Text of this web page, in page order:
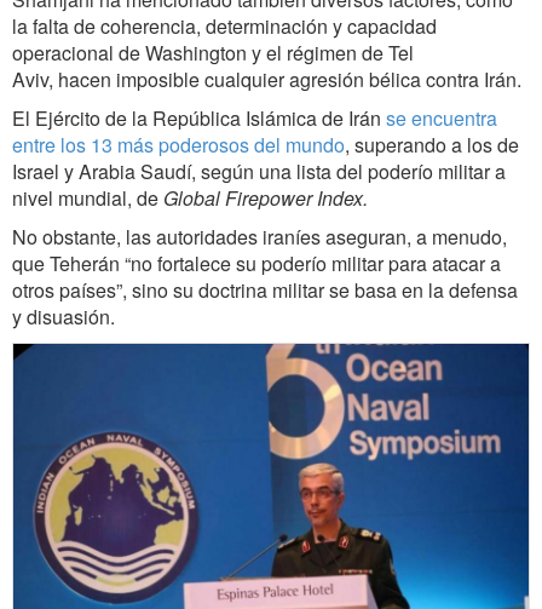
la falta de coherencia, determinación y capacidad
operacional de Washington y el régimen de Tel
Aviv, hacen imposible cualquier agresión bélica contra Irán.
El Ejército de la República Islámica de Irán se encuentra
entre los 13 más poderosos del mundo, superando a los de
Israel y Arabia Saudí, según una lista del poderío militar a
nivel mundial, de Global Firepower Index.
No obstante, las autoridades iraníes aseguran, a menudo,
que Teherán “no fortalece su poderío militar para atacar a
otros países”, sino su doctrina militar se basa en la defensa
y disuasión.